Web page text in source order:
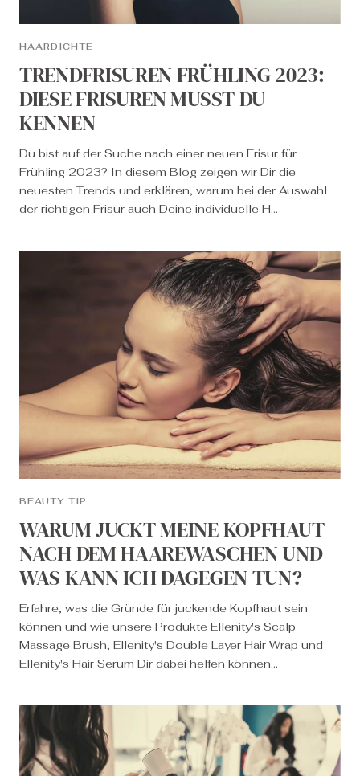
HAARDICHTE
TRENDFRISUREN FRÜHLING 2023:
DIESE FRISUREN MUSST DU
KENNEN
Du bist auf der Suche nach einer neuen Frisur für
Frühling 2023? In diesem Blog zeigen wir Dir die
neuesten Trends und erklären, warum bei der Auswahl
der richtigen Frisur auch Deine individuelle H...
BEAUTY TIP
WARUM JUCKT MEINE KOPFHAUT
NACH DEM HAAREWASCHEN UND
WAS KANN ICH DAGEGEN TUN?
Erfahre, was die Gründe für juckende Kopfhaut sein
können und wie unsere Produkte Ellenity's Scalp
Massage Brush, Ellenity's Double Layer Hair Wrap und
Ellenity's Hair Serum Dir dabei helfen können...